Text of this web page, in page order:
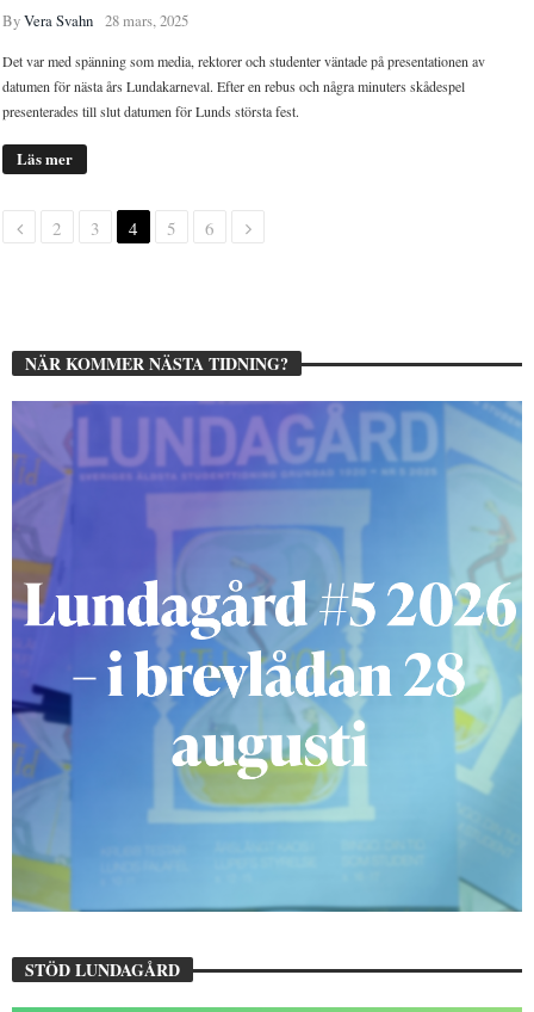
ByVera Svahn 28 mars, 2025
Det var med spänning som media, rektorer och studenter väntade på presentationen av
datumen för nästa års Lundakarneval. Efter en rebus och några minuters skådespel
presenterades till slut datumen för Lunds största fest.
Läs mer
2 3 4 5 6
NÄR KOMMER NÄSTA TIDNING?
STÖD LUNDAGÅRD